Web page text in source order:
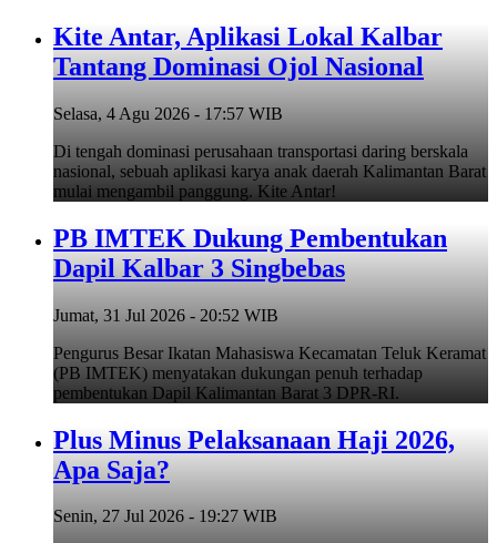
Kite Antar, Aplikasi Lokal Kalbar
Tantang Dominasi Ojol Nasional
Selasa, 4 Agu 2026 - 17:57 WIB
Di tengah dominasi perusahaan transportasi daring berskala
nasional, sebuah aplikasi karya anak daerah Kalimantan Barat
mulai mengambil panggung. Kite Antar!
PB IMTEK Dukung Pembentukan
Dapil Kalbar 3 Singbebas
Jumat, 31 Jul 2026 - 20:52 WIB
Pengurus Besar Ikatan Mahasiswa Kecamatan Teluk Keramat
(PB IMTEK) menyatakan dukungan penuh terhadap
pembentukan Dapil Kalimantan Barat 3 DPR-RI.
Plus Minus Pelaksanaan Haji 2026,
Apa Saja?
Senin, 27 Jul 2026 - 19:27 WIB